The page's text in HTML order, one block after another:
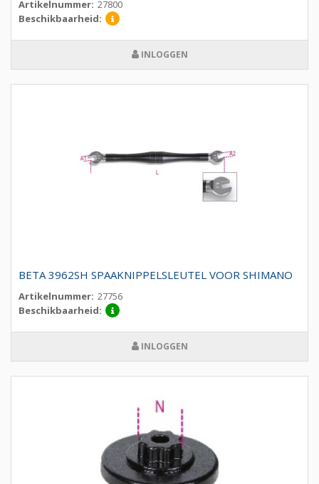
Artikelnummer: 27800
Beschikbaarheid:
INLOGGEN
BETA 3962SH SPAAKNIPPELSLEUTEL VOOR SHIMANO
Artikelnummer: 27756
Beschikbaarheid:
INLOGGEN